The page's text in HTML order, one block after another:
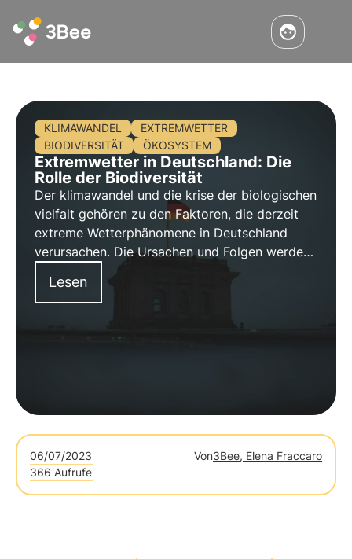
KLIMAWANDEL
EXTREMWETTER
BIODIVERSITÄT
ÖKOSYSTEM
Extremwetter in Deutschland: Die
Rolle der Biodiversität
Der klimawandel und die krise der biologischen
vielfalt gehören zu den Faktoren, die derzeit
extreme Wetterphänomene in Deutschland
verursachen. Die Ursachen und Folgen werden
in diesem Artikel analysiert.
Lesen
06/07/2023 Von3Bee, Elena Fraccaro
366 Aufrufe